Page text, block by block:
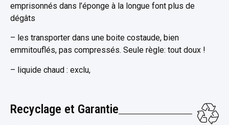
emprisonnés dans l’éponge à la longue font plus de
dégâts
– les transporter dans une boite costaude, bien
emmitouflés, pas compressés. Seule règle: tout doux !
– liquide chaud : exclu,
Recyclage et Garantie